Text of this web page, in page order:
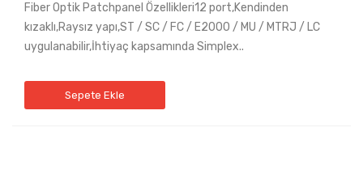
Fiber Optik Patchpanel Özellikleri12 port,Kendinden
kızaklı,Raysız yapı,ST / SC / FC / E2000 / MU / MTRJ / LC
uygulanabilir,İhtiyaç kapsamında Simplex..
Sepete Ekle